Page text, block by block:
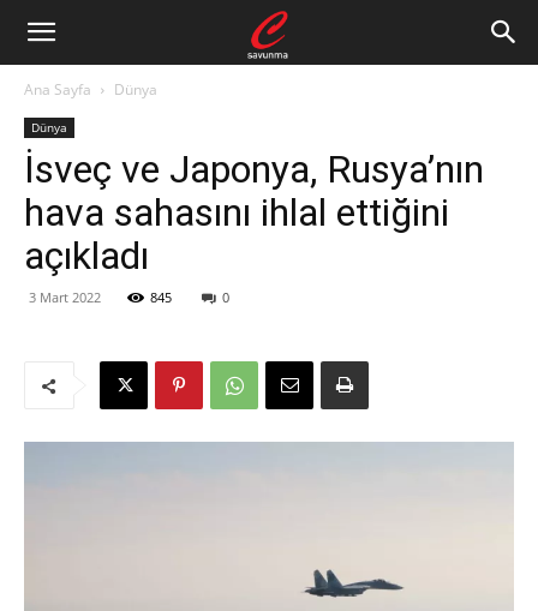
Ana Sayfa Dünya
Dünya
İsveç ve Japonya, Rusya’nın
hava sahasını ihlal ettiğini
açıkladı
3 Mart 2022 845 0